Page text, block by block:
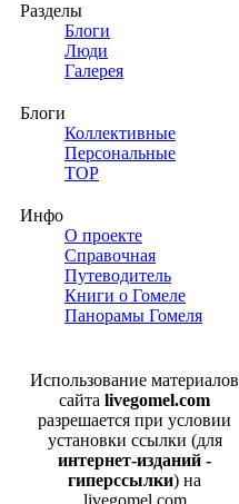
Разделы
Блоги
Люди
Галерея
Блоги
Коллективные
Персональные
TOP
Инфо
О проекте
Справочная
Путеводитель
Книги о Гомеле
Панорамы Гомеля
Использование материалов
сайта livegomel.com
разрешается при условии
установки ссылки (для
интернет-изданий -
гиперссылки) на